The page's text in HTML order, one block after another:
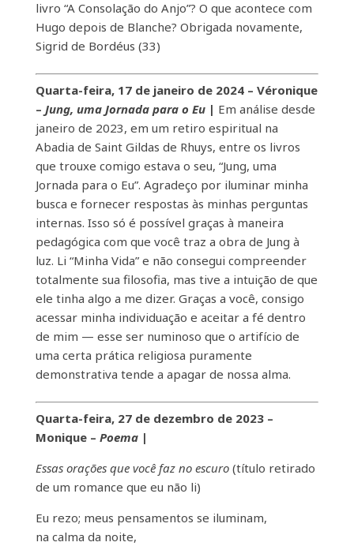
livro “A Consolação do Anjo”? O que acontece com
Hugo depois de Blanche? Obrigada novamente,
Sigrid de Bordéus (33)
Quarta-feira, 17 de janeiro de 2024 – Véronique
– Jung, uma Jornada para o Eu| Em análise desde
janeiro de 2023, em um retiro espiritual na
Abadia de Saint Gildas de Rhuys, entre os livros
que trouxe comigo estava o seu, “Jung, uma
Jornada para o Eu”. Agradeço por iluminar minha
busca e fornecer respostas às minhas perguntas
internas. Isso só é possível graças à maneira
pedagógica com que você traz a obra de Jung à
luz. Li “Minha Vida” e não consegui compreender
totalmente sua filosofia, mas tive a intuição de que
ele tinha algo a me dizer. Graças a você, consigo
acessar minha individuação e aceitar a fé dentro
de mim — esse ser numinoso que o artifício de
uma certa prática religiosa puramente
demonstrativa tende a apagar de nossa alma.
Quarta-feira, 27 de dezembro de 2023 –
Monique – Poema|
Essas orações que você faz no escuro(título retirado
de um romance que eu não li)
Eu rezo; meus pensamentos se iluminam,
na calma da noite,